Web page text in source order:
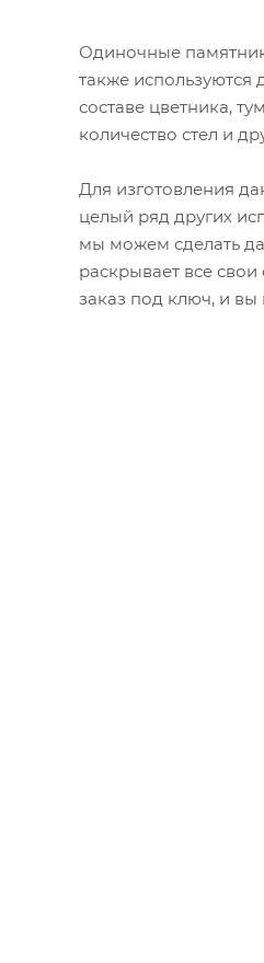
Одиночные
также
составе цветника,
количество стел и
Для изготовления
целый ряд других
мы можем сделать
раскрывает все
заказ под ключ, и вы